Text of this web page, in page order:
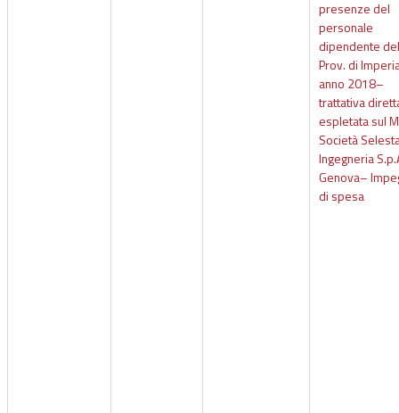
presenze del
personale
dipendente
Prov. di
anno 2018–
trattativa
espletata sul
Società
Ingegneria
Genova–
di spesa